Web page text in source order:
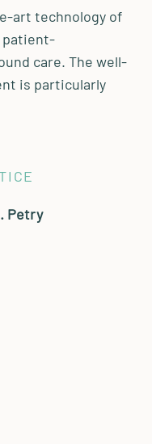
art technology of
patient-
care. The well-
is particularly
Petry